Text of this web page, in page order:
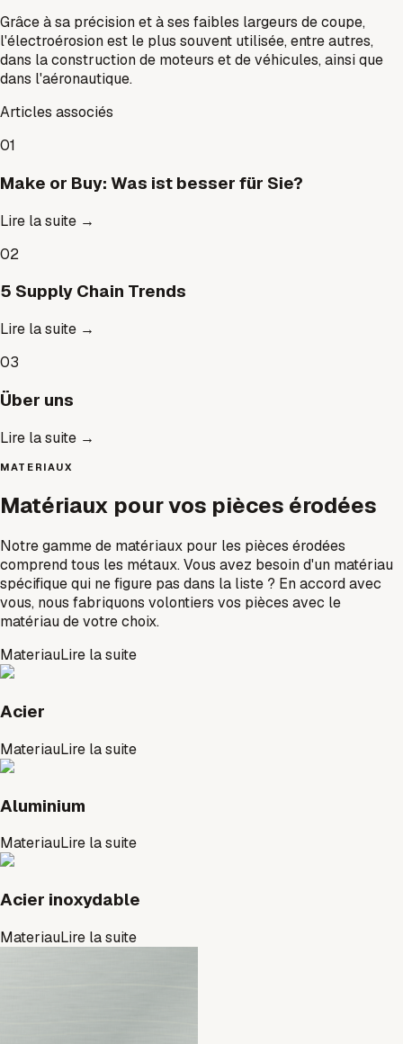
Grâce à sa précision et à ses faibles largeurs de coupe,
l'électroérosion est le plus souvent utilisée, entre autres,
dans la construction de moteurs et de véhicules, ainsi que
dans l'aéronautique.
Articles associés
01
Make or Buy: Was ist besser für Sie?
Lire la suite →
02
5 Supply Chain Trends
Lire la suite →
03
Über uns
Lire la suite →
MATERIAUX
Matériaux pour vos pièces érodées
Notre gamme de matériaux pour les pièces érodées
comprend tous les métaux. Vous avez besoin d'un matériau
spécifique qui ne figure pas dans la liste ? En accord avec
vous, nous fabriquons volontiers vos pièces avec le
matériau de votre choix.
MateriauLire la suite
Acier
MateriauLire la suite
Aluminium
MateriauLire la suite
Acier inoxydable
MateriauLire la suite